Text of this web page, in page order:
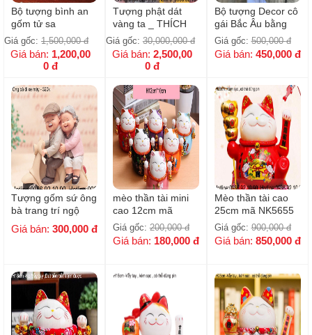
Bộ tượng bình an
gốm tử sa
Giá gốc: 1,500,000 đ
Giá bán: 1,200,00
0 đ
Tượng phật dát
vàng ta _ THÍCH
CA MẪU NI
Giá gốc: 30,000,000 đ
Giá bán:2,500,00
0 đ
Bộ tượng Decor cô
gái Bắc Âu bằng
gốm sứ cao cấp
Giá gốc:500,000 đ
Giá bán: 450,000 đ
Tượng gốm sứ ông
bà trang trí ngộ
nghĩnh ( mẫu mới )
Giá bán: 300,000 đ
mèo thần tài mini
cao 12cm mã
NK6666
Giá gốc:200,000 đ
Giá bán: 180,000 đ
Mèo thần tài cao
25cm mã NK5655
Giá gốc:900,000 đ
Giá bán: 850,000 đ